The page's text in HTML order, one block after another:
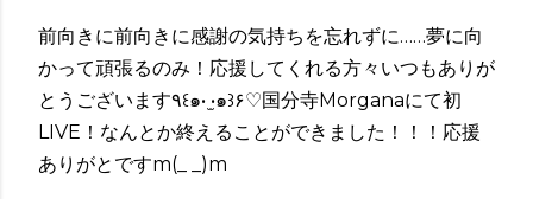
前向きに前向きに感謝の気持ちを忘れずに……夢に向
かって頑張るのみ！応援してくれる方々いつもありが
とうございます٩꒰๑• ̫•๑꒱۶♡国分寺Morganaにて初
LIVE！なんとか終えることができました！！！応援
ありがとですm(_ _)m